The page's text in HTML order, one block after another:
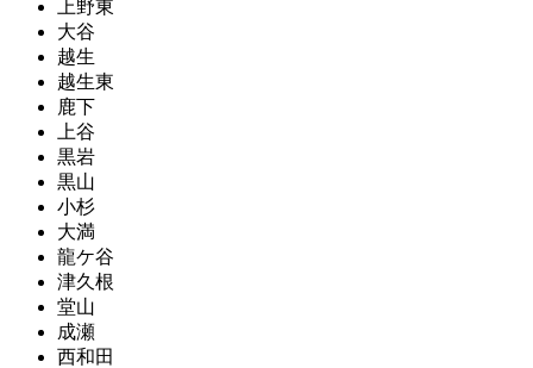
上野東
大谷
越生
越生東
鹿下
上谷
黒岩
黒山
小杉
大満
龍ケ谷
津久根
堂山
成瀬
西和田